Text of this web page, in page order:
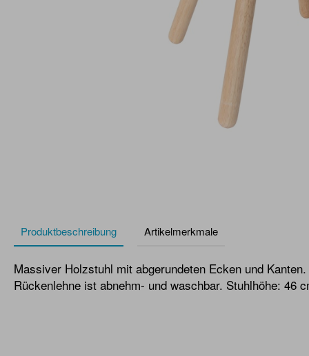
Produktbeschreibung Artikelmerkmale
Massiver Holzstuhl mit abgerundeten Ecken und
Rückenlehne ist abnehm- und waschbar. Stuhlhöhe: 46